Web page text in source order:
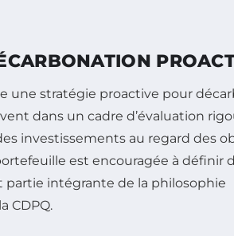
une stratégie proactive pour
dans un cadre d’évaluation
investissements au regard des
est encouragée à définir
partie intégrante de la philosophie
CDPQ.